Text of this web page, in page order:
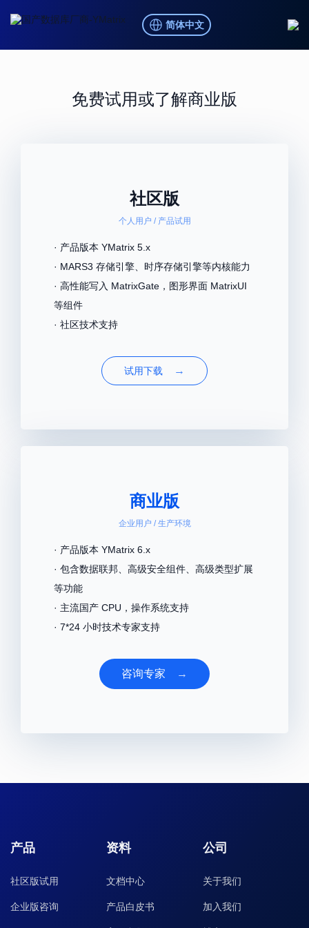
简体中文
免费试用或了解商业版
社区版
个人用户 / 产品试用
· 产品版本 YMatrix 5.x
· MARS3 存储引擎、时序存储引擎等内核能力
· 高性能写入 MatrixGate，图形界面 MatrixUI
等组件
· 社区技术支持
试用下载 →
商业版
企业用户 / 生产环境
· 产品版本 YMatrix 6.x
· 包含数据联邦、高级安全组件、高级类型扩展
等功能
· 主流国产 CPU，操作系统支持
· 7*24 小时技术专家支持
咨询专家 →
产品
社区版试用
企业版咨询
资料
文档中心
产品白皮书
公司
关于我们
加入我们